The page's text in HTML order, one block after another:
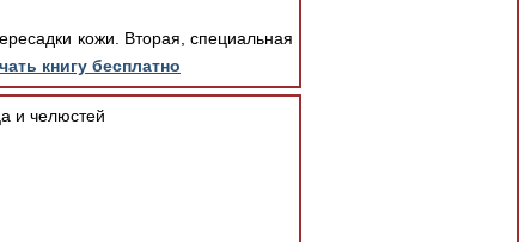
кожи. Вторая, специальная
книгу бесплатно
и челюстей